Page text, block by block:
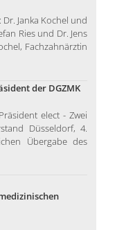
Janka Kochel und
Ries und Dr. Jens
Fachzahnärztin
der DGZMK
elect - Zwei
Düsseldorf, 4.
Übergabe des